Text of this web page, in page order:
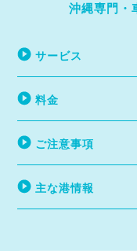
沖縄専門・
サービス
料金
ご注意事項
主な港情報